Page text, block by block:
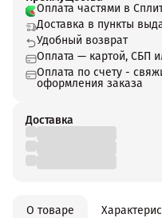
Оплата частями в
Доставка в пункты
Удобный возврат
Оплата — картой, СБП
Оплата по счету -
оформления заказа
Доставка
О товаре